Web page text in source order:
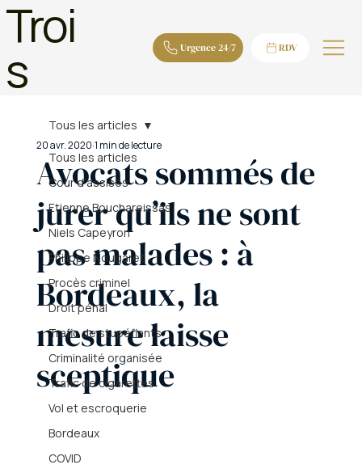
Troi
s Urgence 24/7 RDV
Tous les articles
Cour d'assises
Etienne Bouchareissas
Niels Capeyron
Philippe Nougaret
Procès criminel
Droit pénal
Trafic de stupéfiants
Criminalité organisée
Trafic de cigarettes
Vol et escroquerie
Bordeaux
COVID
Tous les articles
Avocats sommés de
jurer qu’ils ne sont
pas malades : à
Bordeaux, la
mesure laisse
sceptique
20 avr. 2020 1 min de lecture